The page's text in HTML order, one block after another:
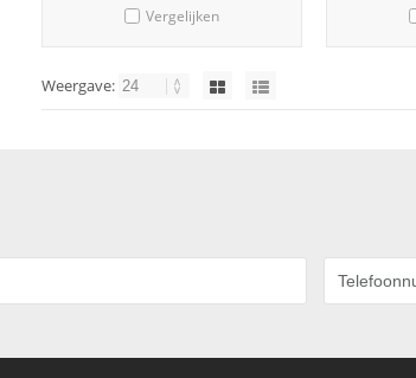
Vergelijken
Weergave: